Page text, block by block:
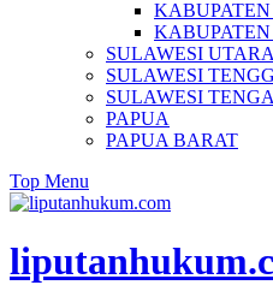
KABUPATEN
KABUPATEN
SULAWESI UTARA
SULAWESI
SULAWESI
PAPUA
PAPUA BARAT
Top Menu